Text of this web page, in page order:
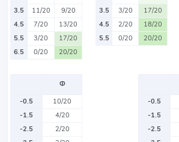
3.5
11/20
9/20
4.5
7/20
13/20
5.5
3/20
17/20
6.5
0/20 20/20
3.5
3/20
17/20
4.5
2/20
18/20
5.5
0/20 20/20
Ф
-0.5
10/20
-1.5
4/20
-2.5
2/20
-0.5
-1.5
-2.5